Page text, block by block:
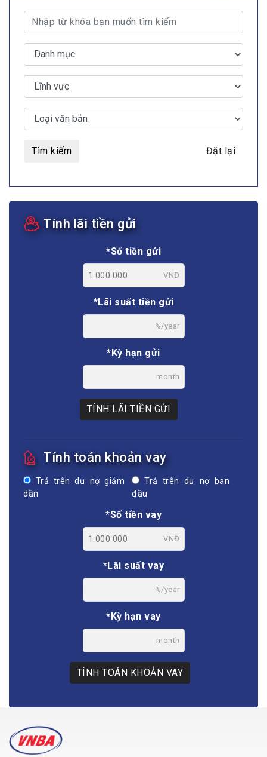
Tìm kiếm Đặt lại
Tính lãi tiền gửi
*Số tiền gửi
VNĐ
*Lãi suất tiền gửi
%/year
*Kỳ hạn gửi
month
TÍNH LÃI TIỀN GỬI
Tính toán khoản vay
Trả trên dư nợ giảm
dần
Trả trên dư nợ ban
đầu
*Số tiền vay
VNĐ
*Lãi suất vay
%/year
*Kỳ hạn vay
month
TÍNH TOÁN KHOẢN VAY